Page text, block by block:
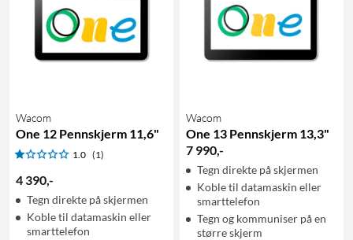
Wacom
One 12 Pennskjerm 11,6"
1.0 (1)
4 390,-
Tegn direkte på skjermen
Koble til datamaskin eller
smarttelefon
Wacom
One 13 Pennskjerm 13,3"
7 990,-
Tegn direkte på skjermen
Koble til datamaskin eller
smarttelefon
Tegn og kommuniser på en
større skjerm